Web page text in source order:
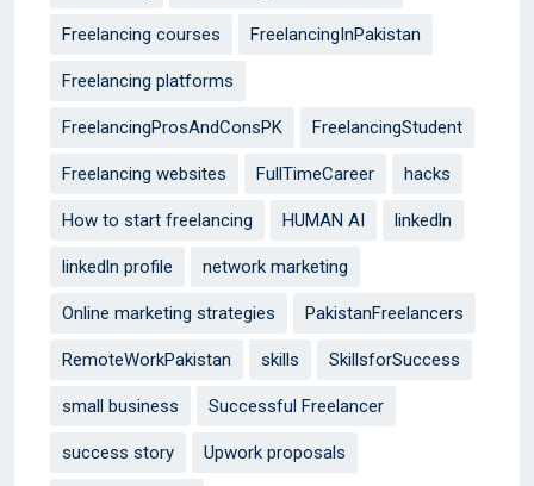
Freelancing courses FreelancingInPakistan
Freelancing platforms
FreelancingProsAndConsPK FreelancingStudent
Freelancing websites FullTimeCareer hacks
How to start freelancing HUMAN AI linkedln
linkedln profile network marketing
Online marketing strategies PakistanFreelancers
RemoteWorkPakistan skills SkillsforSuccess
small business Successful Freelancer
success story Upwork proposals